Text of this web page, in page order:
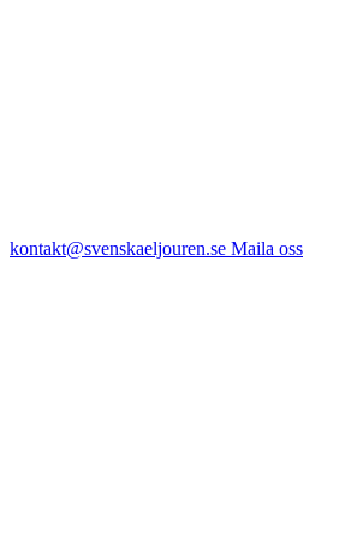
kontakt@svenskaeljouren.se Maila oss